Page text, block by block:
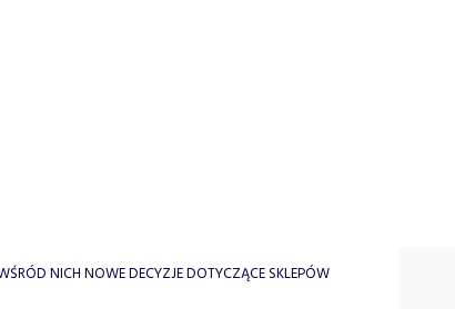
NICH NOWE DECYZJE DOTYCZĄCE SKLEPÓW